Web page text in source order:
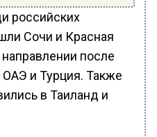
российских
Сочи и Красная
после
ОАЭ и Турция. Также
в Таиланд и